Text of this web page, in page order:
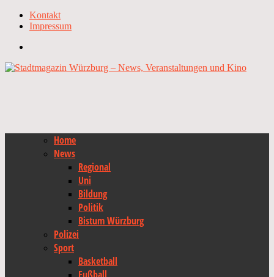
Kontakt
Impressum
Home
News
Regional
Uni
Bildung
Politik
Bistum Würzburg
Polizei
Sport
Basketball